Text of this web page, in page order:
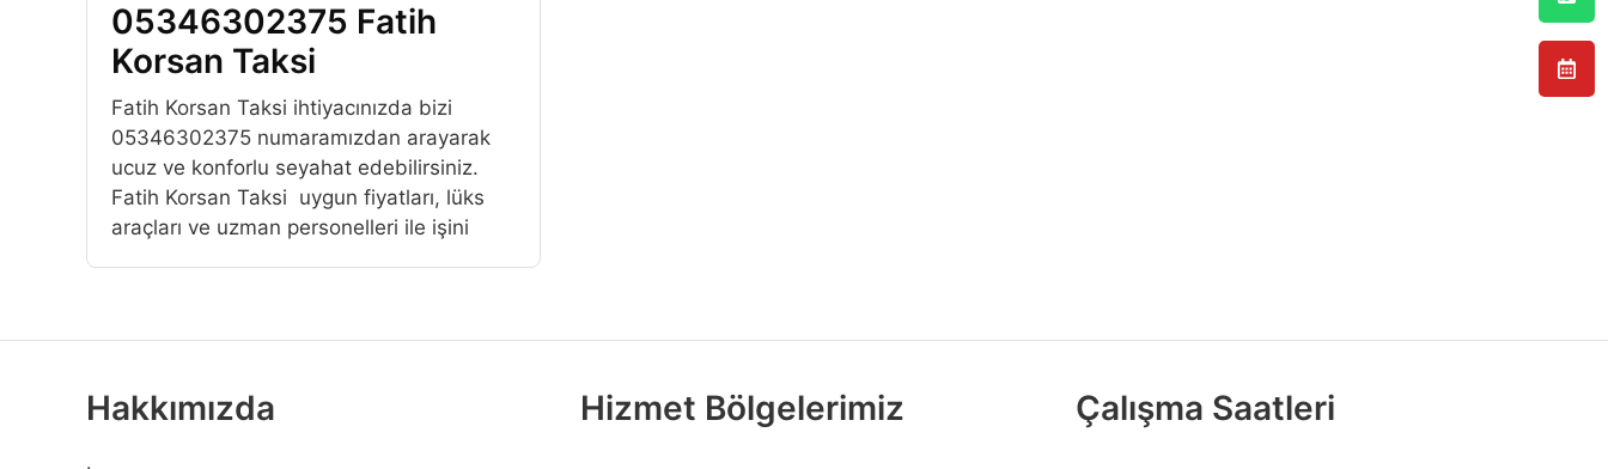
05346302375 Fatih
Korsan Taksi
Fatih Korsan Taksi ihtiyacınızda bizi
05346302375 numaramızdan arayarak
ucuz ve konforlu seyahat edebilirsiniz.
Fatih Korsan Taksi uygun fiyatları, lüks
araçları ve uzman personelleri ile işini
Hakkımızda Hizmet Bölgelerimiz Çalışma Saatleri